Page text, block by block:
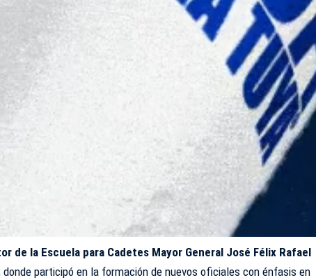
de la Escuela para Cadetes Mayor General José Félix Rafael
donde participó en la formación de nuevos oficiales con énfasis en